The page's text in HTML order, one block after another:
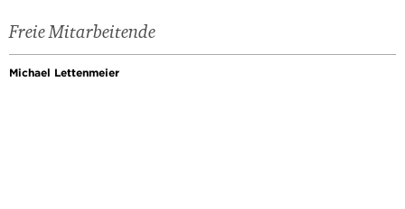
Freie Mitarbeitende
Michael Lettenmeier